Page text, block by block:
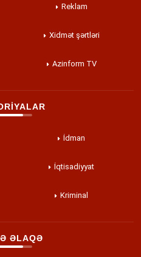
Reklam
Xidmət şərtləri
Azinform TV
İdman
İqtisadiyyat
Kriminal
ƏLAQƏ